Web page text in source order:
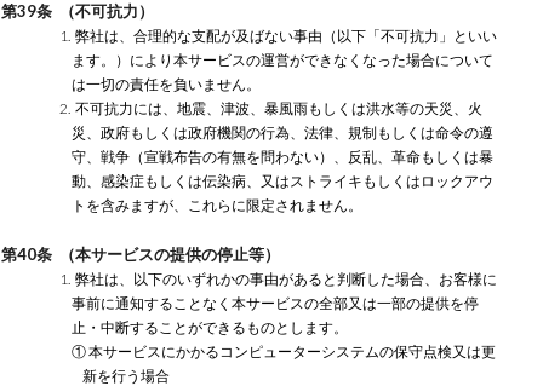
第39条 （不可抗力）
1. 弊社は、合理的な支配が及ばない事由（以下「不可抗力」といい
ます。）により本サービスの運営ができなくなった場合について
は一切の責任を負いません。
2. 不可抗力には、地震、津波、暴風雨もしくは洪水等の天災、火
災、政府もしくは政府機関の行為、法律、規制もしくは命令の遵
守、戦争（宣戦布告の有無を問わない）、反乱、革命もしくは暴
動、感染症もしくは伝染病、又はストライキもしくはロックアウ
トを含みますが、これらに限定されません。
第40条 （本サービスの提供の停止等）
1. 弊社は、以下のいずれかの事由があると判断した場合、お客様に
事前に通知することなく本サービスの全部又は一部の提供を停
止・中断することができるものとします。
① 本サービスにかかるコンピューターシステムの保守点検又は更
新を行う場合